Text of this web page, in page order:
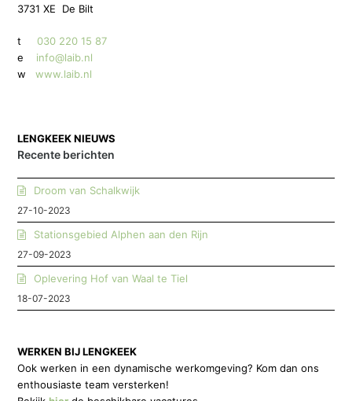
3731 XE De Bilt
t030 220 15 87
e info@laib.nl
w
www.laib.nl
LENGKEEK NIEUWS
Recente berichten
Droom van Schalkwijk
27-10-2023
Stationsgebied Alphen aan den Rijn
27-09-2023
Oplevering Hof van Waal te Tiel
18-07-2023
WERKEN BIJ LENGKEEK
Ook werken in een dynamische werkomgeving? Kom dan ons
enthousiaste team versterken!